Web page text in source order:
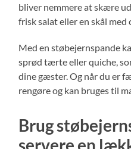
bliver nemmere at skære
frisk salat eller en skål med
Med en støbejernspande
sprød tærte eller quiche,
dine gæster. Og når du er
rengøre og kan bruges til
Brug
servere en